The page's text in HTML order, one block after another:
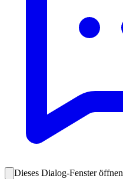
Dieses Dialog-Fenster öffnen